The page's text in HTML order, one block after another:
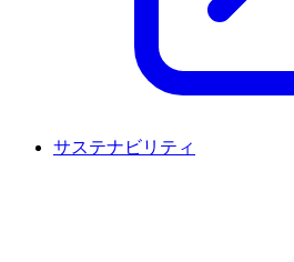
サステナビリティ